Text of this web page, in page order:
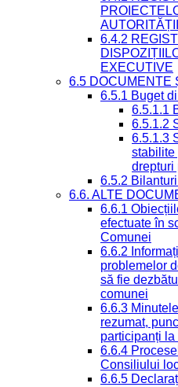
6.4.2
EXECUTIVE
6.5 DOCUMENTE
6.5.1 Buget
6.5.1.1
6.5.1.2
6.5.1.3
stabilite
drepturi
6.5.2
6.6. ALTE
6.6.1
efectuate în
Comunei
6.6.2
problemelor
să fie
comunei
6.6.3
rezumat,
participanți
6.6.4
Consiliului
6.6.5